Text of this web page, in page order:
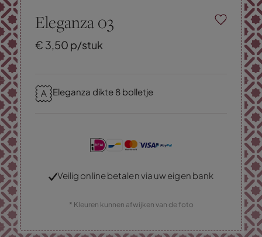
Eleganza 03
€ 3,50 p/stuk
Eleganza dikte 8 bolletje
Veilig online betalen via uw eigen bank
* Kleuren kunnen afwijken van de foto